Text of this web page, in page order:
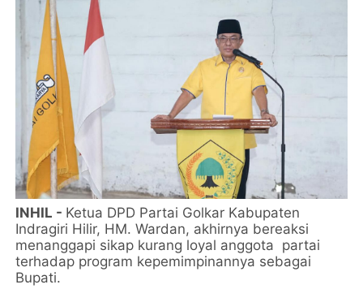
INHIL - Ketua DPD Partai Golkar Kabupaten
Indragiri Hilir, HM. Wardan, akhirnya bereaksi
menanggapi sikap kurang loyal anggota partai
terhadap program kepemimpinannya sebagai
Bupati.